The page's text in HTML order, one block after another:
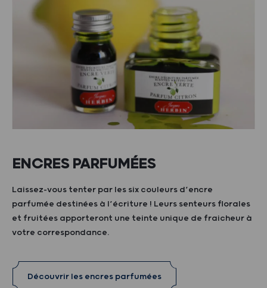
ENCRES PARFUMÉES
Laissez-vous tenter par les six couleurs d’encre
parfumée destinées à l’écriture ! Leurs senteurs florales
et fruitées apporteront une teinte unique de fraicheur à
votre correspondance.
Découvrir les encres parfumées